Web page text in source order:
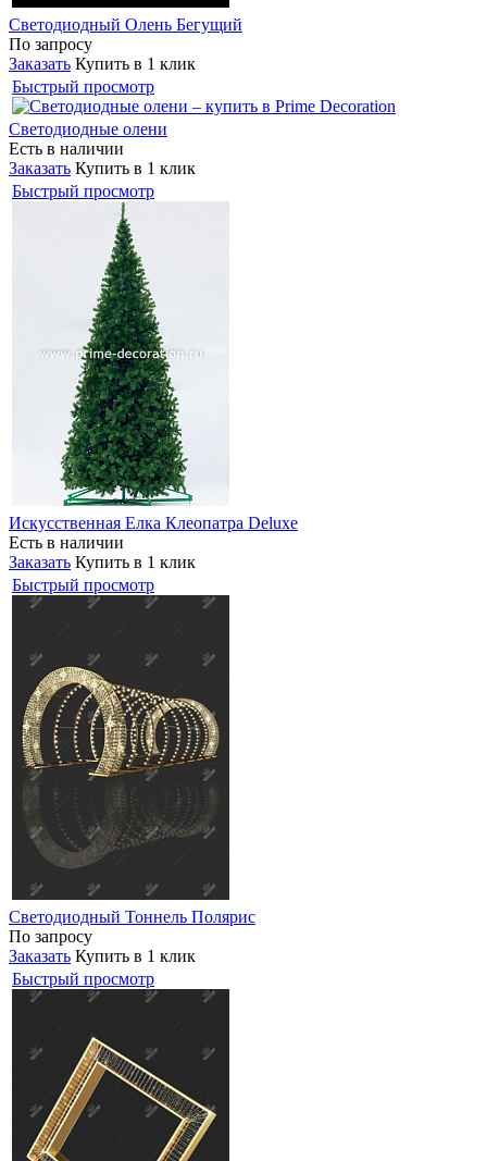
Светодиодный Олень Бегущий
По запросу
Заказать Купить в 1 клик
Быстрый просмотр
Светодиодные олени
Есть в наличии
Заказать Купить в 1 клик
Быстрый просмотр
Искусственная Елка Клеопатра Deluxe
Есть в наличии
Заказать Купить в 1 клик
Быстрый просмотр
Светодиодный Тоннель Полярис
По запросу
Заказать Купить в 1 клик
Быстрый просмотр